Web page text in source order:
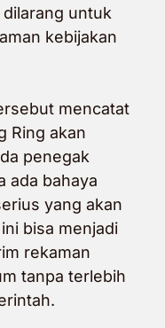
untuk
kebijakan
mencatat
Ring akan
penegak
ada bahaya
yang akan
bisa menjadi
rekaman
tanpa terlebih